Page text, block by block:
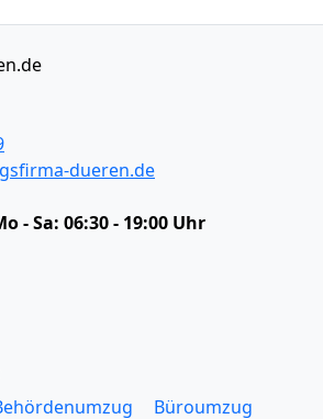
dueren.de
- Sa: 06:30 - 19:00 Uhr
Büroumzug